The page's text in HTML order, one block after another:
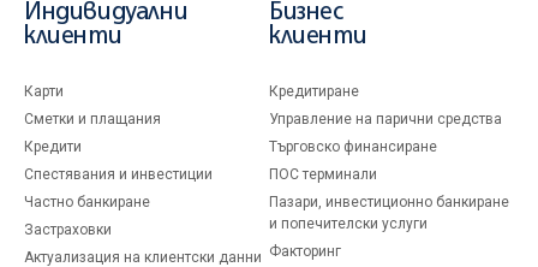
Индивидуални
клиенти
Карти
Сметки и плащания
Кредити
Спестявания и инвестиции
Частно банкиране
Застраховки
Актуализация на клиентски данни
Бизнес
клиенти
Кредитиране
Управление на парични средства
Търговско финансиране
ПОС терминали
Пазари, инвестиционно банкиране
и попечителски услуги
Факторинг